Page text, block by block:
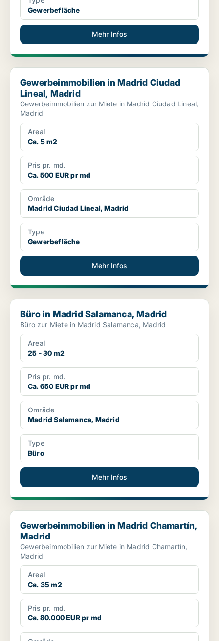
Gewerbefläche
Mehr Infos
Gewerbeimmobilien in Madrid Ciudad Lineal, Madrid
Gewerbeimmobilien in Madrid Ciudad
Lineal, Madrid
Gewerbeimmobilien zur Miete in Madrid Ciudad Lineal,
Madrid
Areal
Ca. 5 m2
Pris pr. md.
Ca. 500 EUR pr md
Område
Madrid Ciudad Lineal, Madrid
Type
Gewerbefläche
Mehr Infos
Büro in Madrid Salamanca, Madrid
Büro in Madrid Salamanca, Madrid
Büro zur Miete in Madrid Salamanca, Madrid
Areal
25 - 30 m2
Pris pr. md.
Ca. 650 EUR pr md
Område
Madrid Salamanca, Madrid
Type
Büro
Mehr Infos
Gewerbeimmobilien in Madrid Chamartín, Madrid
Gewerbeimmobilien in Madrid Chamartín,
Madrid
Gewerbeimmobilien zur Miete in Madrid Chamartín,
Madrid
Areal
Ca. 35 m2
Pris pr. md.
Ca. 80.000 EUR pr md